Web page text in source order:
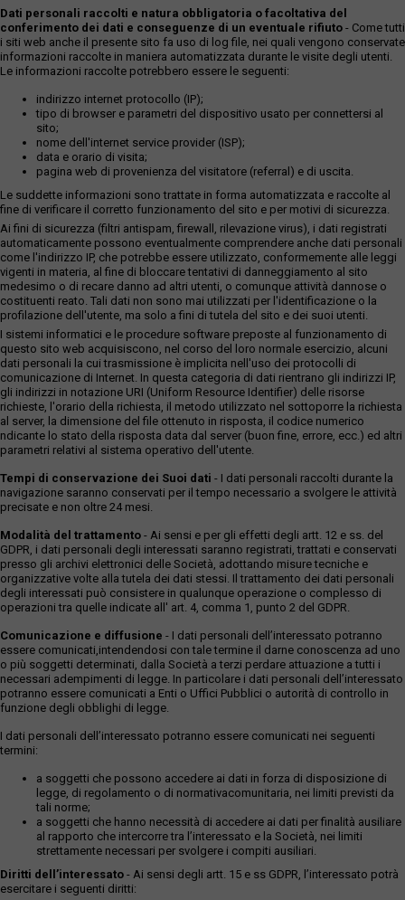
Dati personali raccolti e natura obbligatoria o facoltativa del
conferimento dei dati e conseguenze di un eventuale rifiuto - Come tutti
i siti web anche il presente sito fa uso di log file, nei quali vengono conservate
informazioni raccolte in maniera automatizzata durante le visite degli utenti.
Le informazioni raccolte potrebbero essere le seguenti:
indirizzo internet protocollo (IP);
tipo di browser e parametri del dispositivo usato per connettersi al
sito;
nome dell'internet service provider (ISP);
data e orario di visita;
pagina web di provenienza del visitatore (referral) e di uscita.
Le suddette informazioni sono trattate in forma automatizzata e raccolte al
fine di verificare il corretto funzionamento del sito e per motivi di sicurezza.
Ai fini di sicurezza (filtri antispam, firewall, rilevazione virus), i dati registrati
automaticamente possono eventualmente comprendere anche dati personali
come l'indirizzo IP, che potrebbe essere utilizzato, conformemente alle leggi
vigenti in materia, al fine di bloccare tentativi di danneggiamento al sito
medesimo o di recare danno ad altri utenti, o comunque attività dannose o
costituenti reato. Tali dati non sono mai utilizzati per l'identificazione o la
profilazione dell'utente, ma solo a fini di tutela del sito e dei suoi utenti.
I sistemi informatici e le procedure software preposte al funzionamento di
questo sito web acquisiscono, nel corso del loro normale esercizio, alcuni
dati personali la cui trasmissione è implicita nell'uso dei protocolli di
comunicazione di Internet. In questa categoria di dati rientrano gli indirizzi IP,
gli indirizzi in notazione URI (Uniform Resource Identifier) delle risorse
richieste, l'orario della richiesta, il metodo utilizzato nel sottoporre la richiesta
al server, la dimensione del file ottenuto in risposta, il codice numerico
ndicante lo stato della risposta data dal server (buon fine, errore, ecc.) ed altri
parametri relativi al sistema operativo dell'utente.
Tempi di conservazione dei Suoi dati - I dati personali raccolti durante la
navigazione saranno conservati per il tempo necessario a svolgere le attività
precisate e non oltre 24 mesi.
Modalità del trattamento - Ai sensi e per gli effetti degli artt. 12 e ss. del
GDPR, i dati personali degli interessati saranno registrati, trattati e conservati
presso gli archivi elettronici delle Società, adottando misure tecniche e
organizzative volte alla tutela dei dati stessi. Il trattamento dei dati personali
degli interessati può consistere in qualunque operazione o complesso di
operazioni tra quelle indicate all' art. 4, comma 1, punto 2 del GDPR.
Comunicazione e diffusione - I dati personali dell’interessato potranno
essere comunicati,intendendosi con tale termine il darne conoscenza ad uno
o più soggetti determinati, dalla Società a terzi perdare attuazione a tutti i
necessari adempimenti di legge. In particolare i dati personali dell’interessato
potranno essere comunicati a Enti o Uffici Pubblici o autorità di controllo in
funzione degli obblighi di legge.
I dati personali dell’interessato potranno essere comunicati nei seguenti
termini:
a soggetti che possono accedere ai dati in forza di disposizione di
legge, di regolamento o di normativacomunitaria, nei limiti previsti da
tali norme;
a soggetti che hanno necessità di accedere ai dati per finalità ausiliare
al rapporto che intercorre tra l’interessato e la Società, nei limiti
strettamente necessari per svolgere i compiti ausiliari.
Diritti dell’interessato - Ai sensi degli artt. 15 e ss GDPR, l’interessato potrà
esercitare i seguenti diritti: